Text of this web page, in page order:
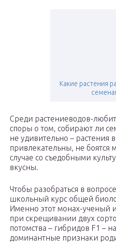
Какие растения
Среди растениеводов-
споры о том, собирают ли
не удивительно – растения
привлекательны, не боятся
случае со съедобными
вкусны.
Чтобы разобраться в
школьный курс общей
Именно этот монах-ученый
при скрещивании двух
потомства – гибридов F1 –
доминантные признаки